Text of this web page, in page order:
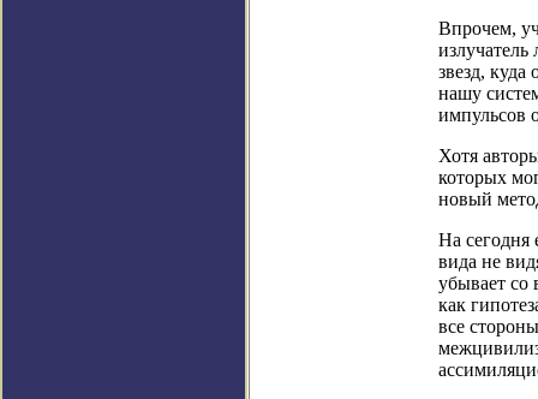
Впрочем,
звезд,
нашу
импульсов
Хотя
которых
новый
На сегодня
вида не
убывает со
как
все